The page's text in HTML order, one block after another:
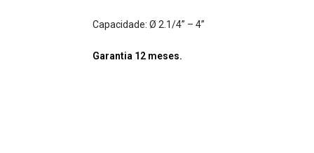
Capacidade: Ø 2.1/4” – 4”
Garantia 12 meses.